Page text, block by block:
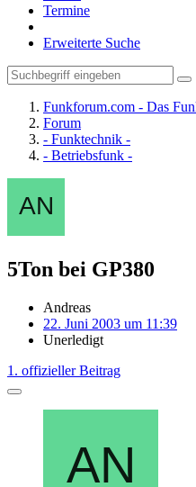
Termine
Erweiterte Suche
Funkforum.com - Das
Forum
- Funktechnik -
- Betriebsfunk -
5Ton bei GP380
Andreas
22. Juni 2003 um 11:39
Unerledigt
1. offizieller Beitrag